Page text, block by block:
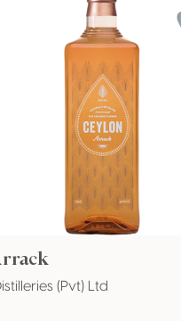
(Pvt) Ltd